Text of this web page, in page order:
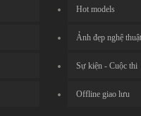
Hot models
Ảnh đẹp nghệ thuật
Sự kiện - Cuộc thi
Offline giao lưu